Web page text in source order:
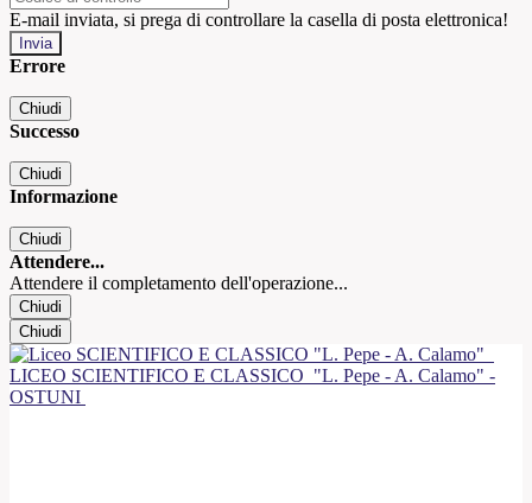
E-mail inviata, si prega di controllare la casella di posta elettronica!
Errore
Chiudi
Successo
Chiudi
Informazione
Chiudi
Attendere...
Attendere il completamento dell'operazione...
Chiudi
Chiudi
LICEO SCIENTIFICO E CLASSICO "L. Pepe - A. Calamo" -
OSTUNI